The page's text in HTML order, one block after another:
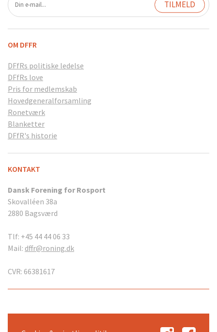
OM DFFR
DFfRs politiske ledelse
DFfRs love
Pris for medlemskab
Hovedgeneralforsamling
Ronetværk
Blanketter
DFfR's historie
KONTAKT
Dansk Forening for Rosport
Skovalléen 38a
2880 Bagsværd
Tlf: +45 44 44 06 33
Mail: dffr@roning.dk
CVR: 66381617